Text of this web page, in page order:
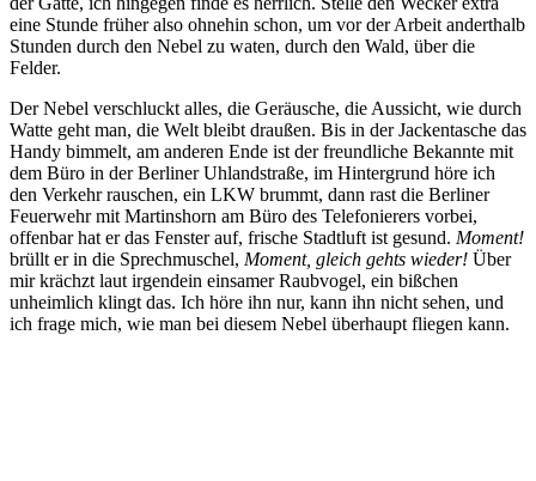
eine Stunde früher also ohnehin schon, um vor der Arbeit anderthalb
Stunden durch den Nebel zu waten, durch den Wald, über die
Felder.
Der Nebel verschluckt alles, die Geräusche, die Aussicht, wie durch
Watte geht man, die Welt bleibt draußen. Bis in der Jackentasche das
Handy bimmelt, am anderen Ende ist der freundliche Bekannte mit
dem Büro in der Berliner Uhlandstraße, im Hintergrund höre ich
den Verkehr rauschen, ein LKW brummt, dann rast die Berliner
Feuerwehr mit Martinshorn am Büro des Telefonierers vorbei,
offenbar hat er das Fenster auf, frische Stadtluft ist gesund. Moment!
brüllt er in die Sprechmuschel, Moment, gleich gehts wieder! Über
mir krächzt laut irgendein einsamer Raubvogel, ein bißchen
unheimlich klingt das. Ich höre ihn nur, kann ihn nicht sehen, und
ich frage mich, wie man bei diesem Nebel überhaupt fliegen kann.